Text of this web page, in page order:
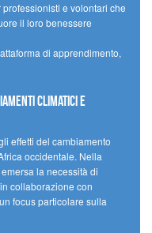
e volontari che
il loro benessere
di apprendimento,
climatici e
effetti del cambiamento
occidentale. Nella
la necessità di
collaborazione con
focus particolare sulla